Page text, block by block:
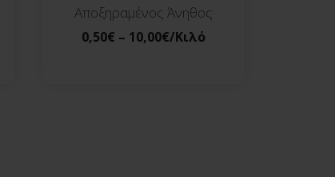
Αποξηραμένος Άνηθος
0,50€ – 10,00€/Κιλό